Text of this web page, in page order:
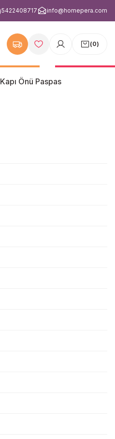
5422408717 info@homepera.com
(0)
Kapı Önü Paspas